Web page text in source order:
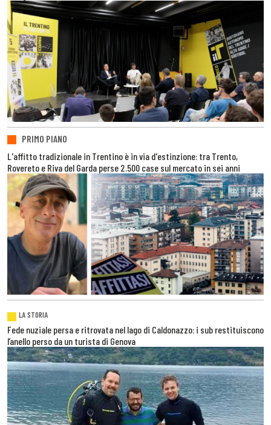
PRIMO PIANO
L'affitto tradizionale in Trentino è in via d'estinzione: tra Trento,
Rovereto e Riva del Garda perse 2.500 case sul mercato in sei anni
LA STORIA
Fede nuziale persa e ritrovata nel lago di Caldonazzo: i sub restituiscono
l’anello perso da un turista di Genova